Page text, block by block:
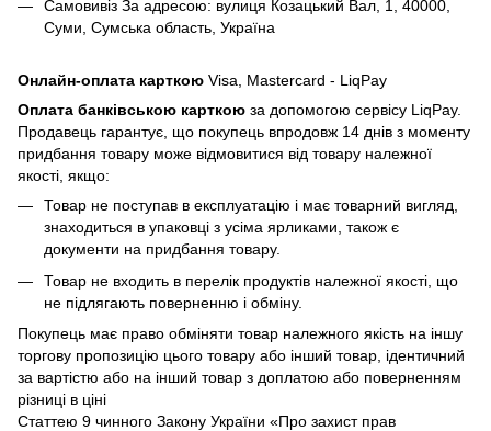
Самовивіз За адресою: вулиця Козацький Вал, 1, 40000,
Суми, Сумська область, Україна
Онлайн-оплата карткою Visa, Mastercard - LiqPay
Оплата банківською карткою за допомогою сервісу LiqPay.
Продавець гарантує, що покупець впродовж 14 днів з моменту
придбання товару може відмовитися від товару належної
якості, якщо:
Товар не поступав в експлуатацію і має товарний вигляд,
знаходиться в упаковці з усіма ярликами, також є
документи на придбання товару.
Товар не входить в перелік продуктів належної якості, що
не підлягають поверненню і обміну.
Покупець має право обміняти товар належного якість на іншу
торгову пропозицію цього товару або інший товар, ідентичний
за вартістю або на інший товар з доплатою або поверненням
різниці в ціні
Статтею 9 чинного Закону України «Про захист прав